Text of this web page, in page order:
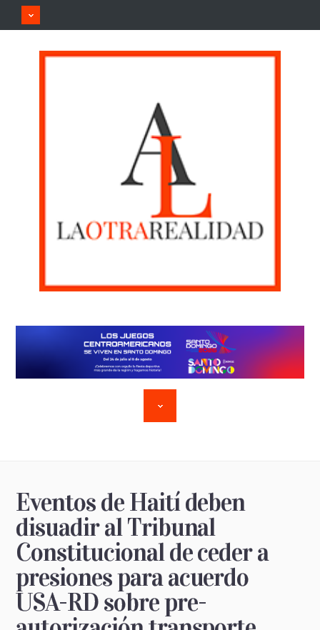
Eventos de Haití deben
disuadir al Tribunal
Constitucional de ceder a
presiones para acuerdo
USA-RD sobre pre-